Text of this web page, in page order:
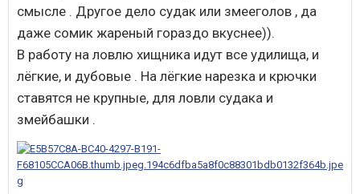
смысле . Другое дело судак или змееголов , да
даже сомик жареный гораздо вкуснее)).
В работу на ловлю хищника идут все удилища, и
лёгкие, и дубовые . На лёгкие нарезка и крючки
ставятся не крупные, для ловли судака и
змейбашки .